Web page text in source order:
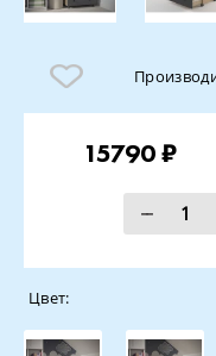
15790 ₽
Цвет: